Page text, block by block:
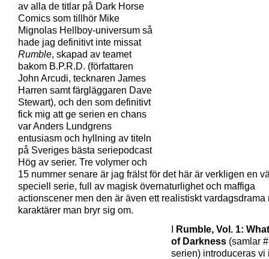
av alla de titlar på Dark Horse
Comics som tillhör Mike
Mignolas Hellboy-universum så
hade jag definitivt inte missat
Rumble, skapad av teamet
bakom B.P.R.D. (författaren
John Arcudi, tecknaren James
Harren samt färgläggaren Dave
Stewart), och den som definitivt
fick mig att ge serien en chans
var Anders Lundgrens
entusiasm och hyllning av titeln
på Sveriges bästa seriepodcast
Hög av serier. Tre volymer och
15 nummer senare är jag frälst för det här är verkligen en
speciell serie, full av magisk övernaturlighet och maffiga
actionscener men den är även ett realistiskt vardagsdrama
karaktärer man bryr sig om.
Rumble, Vol. 1:
of Darkness (samlar
serien) introduceras vi